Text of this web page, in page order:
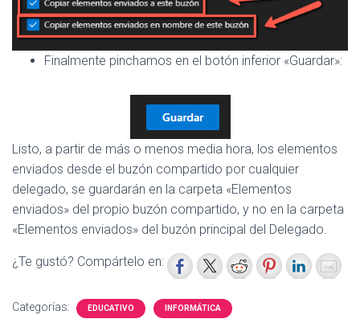
Finalmente pinchamos en el botón inferior «Guardar»:
Listo, a partir de más o menos media hora, los elementos
enviados desde el buzón compartido por cualquier
delegado, se guardarán en la carpeta «Elementos
enviados» del propio buzón compartido, y no en la carpeta
«Elementos enviados» del buzón principal del Delegado.
¿Te gustó? Compártelo en:
Categorías: EDUCATIVO INFORMÁTICA